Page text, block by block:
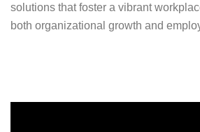
solutions that foster a vibrant
both organizational growth and